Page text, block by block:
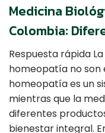
Medicina
Colombia:
Elegir La Mejor
Respuesta rápida
homeopatía no son
homeopatía es un
mientras que la
diferentes
bienestar integral.